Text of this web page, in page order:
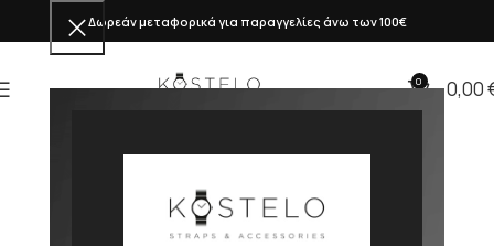
Δωρεάν μεταφορικά για παραγγελίες άνω των 100€
0 0,00